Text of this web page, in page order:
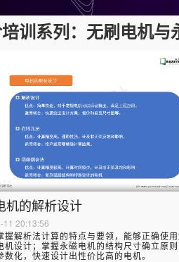
训系列：无刷电机
机的解析设计
11 20:13:56
握解析法计算的特点与要领，能够正确使
机设计；掌握永磁电机的结构尺寸确立原
数化，快速设计出性价比高的电机。